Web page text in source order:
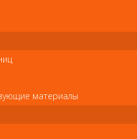
система управления,5
материалы